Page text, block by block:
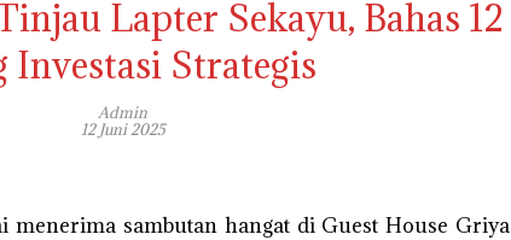
Lapter Sekayu, Bahas 12
Investasi Strategis
Admin
12 Juni 2025
menerima sambutan hangat di Guest House Griya